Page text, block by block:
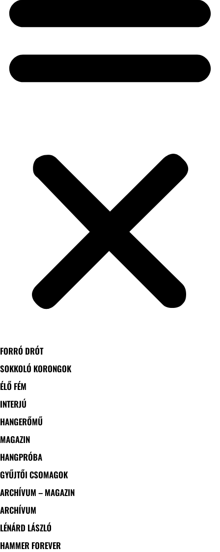
FORRÓ DRÓT
SOKKOLÓ KORONGOK
ÉLŐ FÉM
INTERJÚ
HANGERŐMŰ
MAGAZIN
HANGPRÓBA
GYŰJTŐI CSOMAGOK
ARCHÍVUM – MAGAZIN
ARCHÍVUM
LÉNÁRD LÁSZLÓ
HAMMER FOREVER